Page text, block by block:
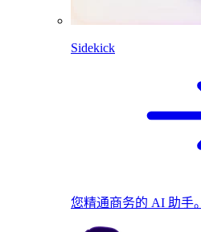
Sidekick
您精通商务的 AI 助手。